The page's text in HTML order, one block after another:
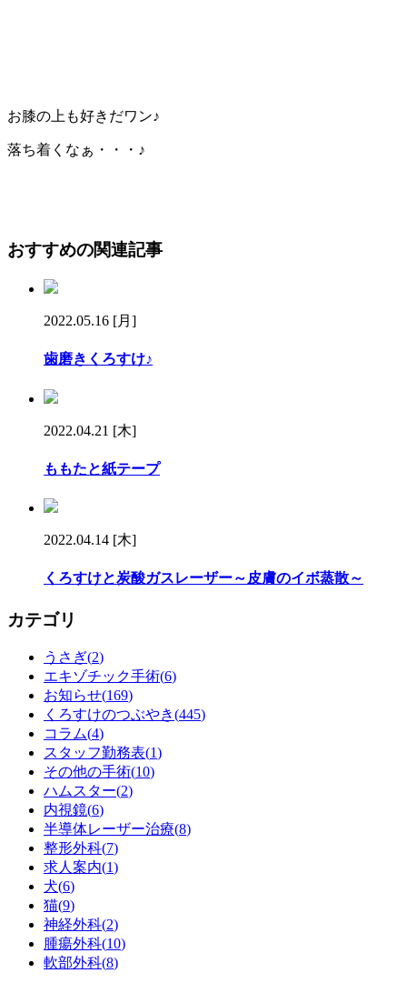
お膝の上も好きだワン♪
落ち着くなぁ・・・♪
おすすめの関連記事
2022.05.16 [月]
歯磨きくろすけ♪
2022.04.21 [木]
ももたと紙テープ
2022.04.14 [木]
くろすけと炭酸ガスレーザー～皮膚のイボ蒸散～
カテゴリ
うさぎ(2)
エキゾチック手術(6)
お知らせ(169)
くろすけのつぶやき(445)
コラム(4)
スタッフ勤務表(1)
その他の手術(10)
ハムスター(2)
内視鏡(6)
半導体レーザー治療(8)
整形外科(7)
求人案内(1)
犬(6)
猫(9)
神経外科(2)
腫瘍外科(10)
軟部外科(8)